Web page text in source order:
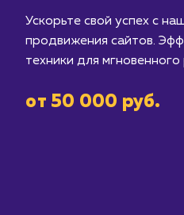
продвижения
от 50 000